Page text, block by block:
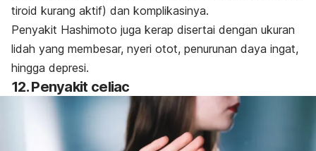
tiroid kurang aktif) dan komplikasinya.
Penyakit Hashimoto juga kerap disertai dengan ukuran
lidah yang membesar, nyeri otot, penurunan daya ingat,
hingga depresi.
12. Penyakit celiac